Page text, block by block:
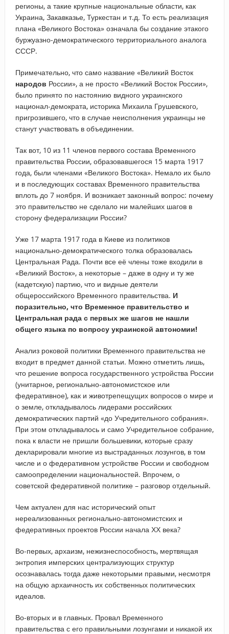
регионы, а такие крупные национальные области, как
Украина, Закавказье, Туркестан и т.д. То есть реализация
плана «Великого Востока» означала бы создание этакого
буржуазно-демократического территориального аналога
СССР.
Примечательно, что само название «Великий Восток
народов России», а не просто «Великий Восток России»,
было принято по настоянию видного украинского
национал-демократа, историка Михаила Грушевского,
пригрозившего, что в случае неисполнения украинцы не
станут участвовать в объединении.
Так вот, 10 из 11 членов первого состава Временного
правительства России, образовавшегося 15 марта 1917
года, были членами «Великого Востока». Немало их было
и в последующих составах Временного правительства
вплоть до 7 ноября. И возникает законный вопрос: почему
это правительство не сделало ни малейших шагов в
сторону федерализации России?
Уже 17 марта 1917 года в Киеве из политиков
национально-демократического толка образовалась
Центральная Рада. Почти все её члены тоже входили в
«Великий Восток», а некоторые – даже в одну и ту же
(кадетскую) партию, что и видные деятели
общероссийского Временного правительства. И
поразительно, что Временное правительство и
Центральная рада с первых же шагов не нашли
общего языка по вопросу украинской автономии!
Анализ роковой политики Временного правительства не
входит в предмет данной статьи. Можно отметить лишь,
что решение вопроса государственного устройства России
(унитарное, регионально-автономистское или
федеративное), как и животрепещущих вопросов о мире и
о земле, откладывалось лидерами российских
демократических партий «до Учредительного собрания».
При этом откладывалось и само Учредительное собрание,
пока к власти не пришли большевики, которые сразу
декларировали многие из выстраданных лозунгов, в том
числе и о федеративном устройстве России и свободном
самоопределении национальностей. Впрочем, о
советской федеративной политике – разговор отдельный.
Чем актуален для нас исторический опыт
нереализованных регионально-автономистских и
федеративных проектов России начала ХХ века?
Во-первых, архаизм, нежизнеспособность, мертвящая
энтропия имперских централизующих структур
осознавалась тогда даже некоторыми правыми, несмотря
на общую архаичность их собственных политических
идеалов.
Во-вторых и в главных. Провал Временного
правительства с его правильными лозунгами и никакой их